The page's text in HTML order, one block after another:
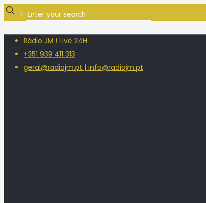
✕
Rádio JM ! Live 24H
+351 939 411 313
geral@radiojm.pt | info@radiojm.pt